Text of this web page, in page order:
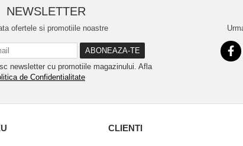
NEWSLETTER
ofertele si promotiile noastre
newsletter cu promotiile magazinului. Afla
de Confidentialitate
CLIENTI